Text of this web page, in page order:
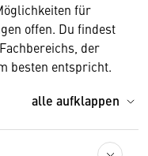
für
offen. Du findest
der
besten entspricht.
alle aufklappen